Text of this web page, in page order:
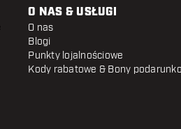
O NAS & USŁUGI
O nas
Blogi
Punkty lojalnościowe
Kody rabatowe & Bony